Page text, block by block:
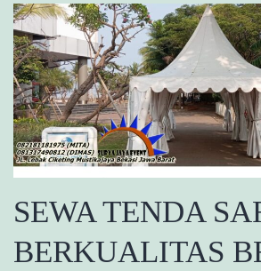
SEWA TENDA
BERKUALITAS